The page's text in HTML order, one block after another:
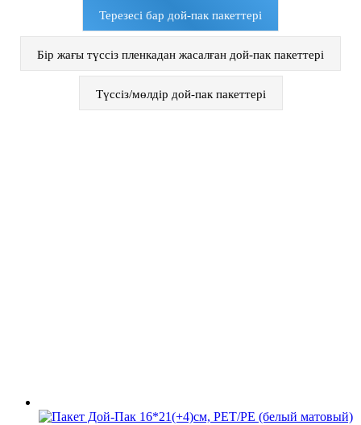
Терезесі бар дой-пак пакеттері
Бір жағы түссіз пленкадан жасалған дой-пак пакеттері
Түссіз/мөлдір дой-пак пакеттері